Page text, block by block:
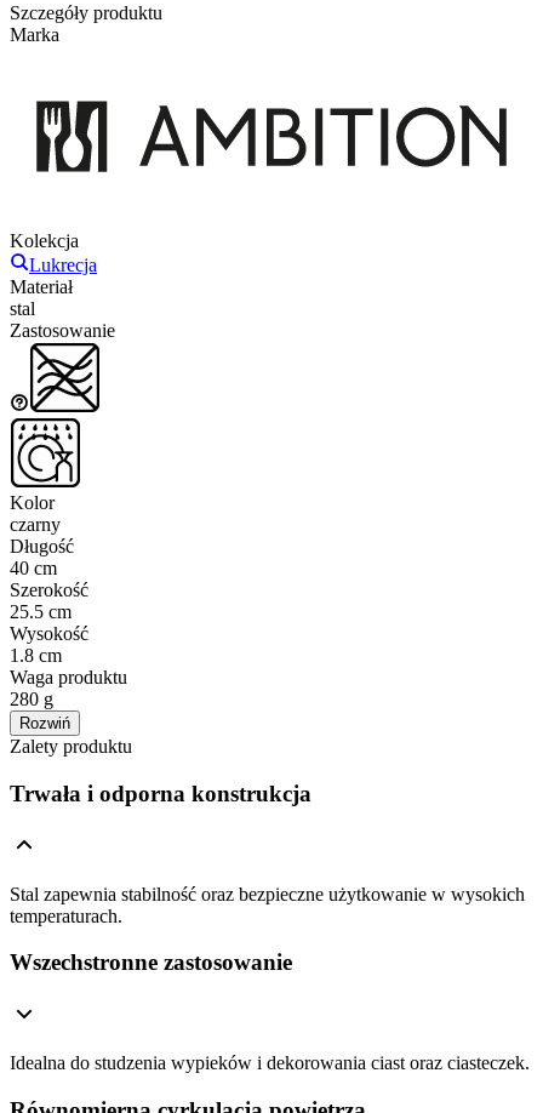
Szczegóły produktu
Marka
Kolekcja
Lukrecja
Materiał
stal
Zastosowanie
Kolor
czarny
Długość
40 cm
Szerokość
25.5 cm
Wysokość
1.8 cm
Waga produktu
280 g
Rozwiń
Zalety produktu
Trwała i odporna konstrukcja
Stal zapewnia stabilność oraz bezpieczne użytkowanie w wysokich
temperaturach.
Wszechstronne zastosowanie
Idealna do studzenia wypieków i dekorowania ciast oraz ciasteczek.